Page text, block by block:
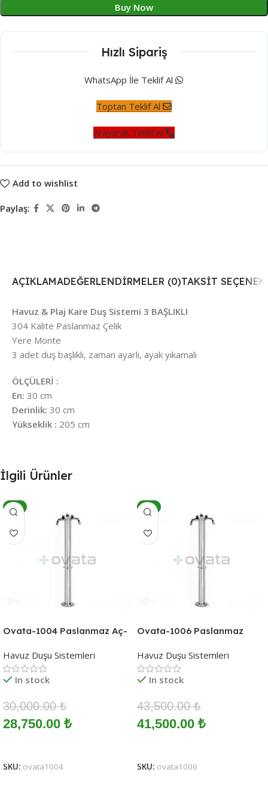
Buy Now
Hızlı Sipariş
WhatsApp İle Teklif Al
Toptan Teklif Al
Arayarak Teklif Al
Add to wishlist
Paylaş:
AÇIKLAMADEĞERLENDIRMELER (0)TAKSIT
Havuz & Plaj Kare Duş Sistemi 3 BAŞLIKLI
304 Kalite Paslanmaz Çelik
Yere Monte
3 adet duş başlıklı, zaman ayarlı, ayak yıkamalı
ÖLÇÜLERİ :
En: 30 cm
Derinlik: 30 cm
Yükseklik : 205 cm
İlgili Ürünler
-4%
Ovata-1004 Paslanmaz Aç-
Havuz Duşu Sistemleri
In stock
30,000.00₺
28,750.00 ₺
SKU: ovata1004
-5%
Ovata-1006 Paslanmaz
Bahçe Sahil Duşu
Havuz Duşu Sistemleri
In stock
43,500.00₺
41,500.00 ₺
SKU: ovata1006